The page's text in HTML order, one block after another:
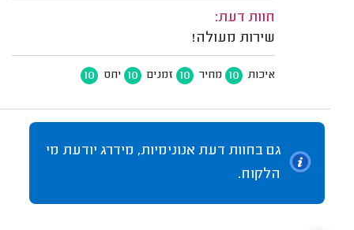
חוות דעת:
שירות מעולה!
איכות 10 מחיר 10 זמנים 10 יחס 10
גם בחוות דעת אנונימיות, מידרג יודעת מי
הלקוח.